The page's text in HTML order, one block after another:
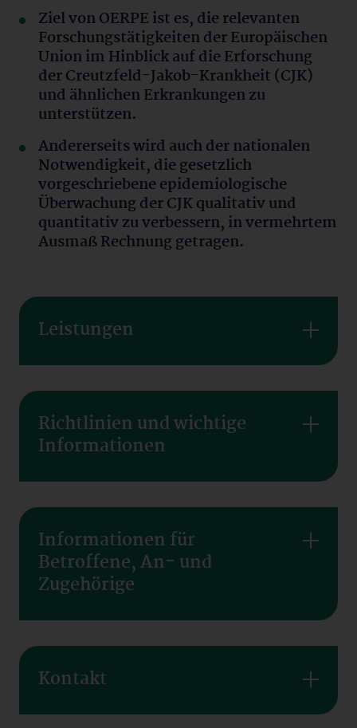
Ziel von OERPE ist es, die relevanten
Forschungstätigkeiten der Europäischen
Union im Hinblick auf die Erforschung
der Creutzfeld-Jakob-Krankheit (CJK)
und ähnlichen Erkrankungen zu
unterstützen.
Andererseits wird auch der nationalen
Notwendigkeit, die gesetzlich
vorgeschriebene epidemiologische
Überwachung der CJK qualitativ und
quantitativ zu verbessern, in vermehrtem
Ausmaß Rechnung getragen.
Leistungen
Richtlinien und wichtige
Informationen
Informationen für
Betroffene, An- und
Zugehörige
Kontakt